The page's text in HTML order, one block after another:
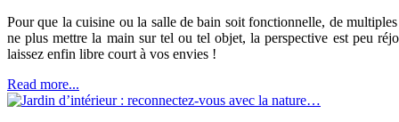
Pour que la cuisine ou la salle de bain soit fonctionnelle, de
ne plus mettre la main sur tel ou tel objet, la perspective est peu
laissez enfin libre court à vos envies !
Read more...